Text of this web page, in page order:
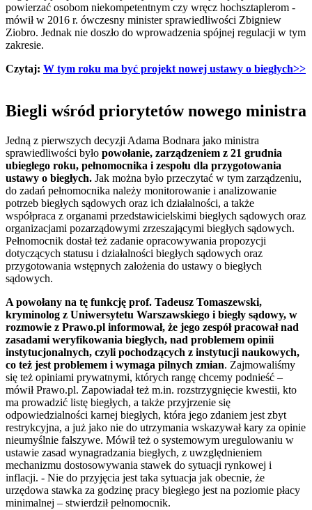
powierzać osobom niekompetentnym czy wręcz hochsztaplerom -
mówił w 2016 r. ówczesny minister sprawiedliwości Zbigniew
Ziobro. Jednak nie doszło do wprowadzenia spójnej regulacji w tym
zakresie.
Czytaj: W tym roku ma być projekt nowej ustawy o biegłych>>
Biegli wśród priorytetów nowego ministra
Jedną z pierwszych decyzji Adama Bodnara jako ministra
sprawiedliwości było powołanie, zarządzeniem z 21 grudnia
ubiegłego roku, pełnomocnika i zespołu dla przygotowania
ustawy o biegłych. Jak można było przeczytać w tym zarządzeniu,
do zadań pełnomocnika należy monitorowanie i analizowanie
potrzeb biegłych sądowych oraz ich działalności, a także
współpraca z organami przedstawicielskimi biegłych sądowych oraz
organizacjami pozarządowymi zrzeszającymi biegłych sądowych.
Pełnomocnik dostał też zadanie opracowywania propozycji
dotyczących statusu i działalności biegłych sądowych oraz
przygotowania wstępnych założenia do ustawy o biegłych
sądowych.
A powołany na tę funkcję prof. Tadeusz Tomaszewski,
kryminolog z Uniwersytetu Warszawskiego i biegły sądowy, w
rozmowie z Prawo.pl informował, że jego zespół pracował nad
zasadami weryfikowania biegłych, nad problemem opinii
instytucjonalnych, czyli pochodzących z instytucji naukowych,
co też jest problemem i wymaga pilnych zmian. Zajmowaliśmy
się też opiniami prywatnymi, których rangę chcemy podnieść –
mówił Prawo.pl. Zapowiadał też m.in. rozstrzygnięcie kwestii, kto
ma prowadzić listę biegłych, a także przyjrzenie się
odpowiedzialności karnej biegłych, która jego zdaniem jest zbyt
restrykcyjna, a już jako nie do utrzymania wskazywał kary za opinie
nieumyślnie fałszywe. Mówił też o systemowym uregulowaniu w
ustawie zasad wynagradzania biegłych, z uwzględnieniem
mechanizmu dostosowywania stawek do sytuacji rynkowej i
inflacji. - Nie do przyjęcia jest taka sytuacja jak obecnie, że
urzędowa stawka za godzinę pracy biegłego jest na poziomie płacy
minimalnej – stwierdził pełnomocnik.